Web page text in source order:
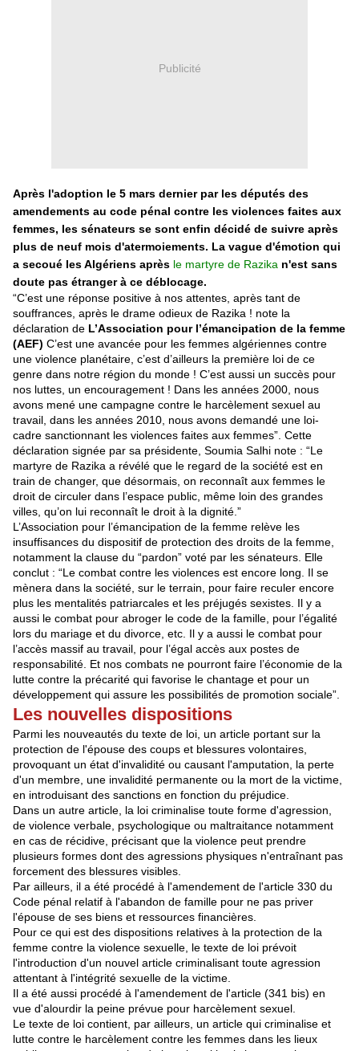
Publicité
Après l'adoption le 5 mars dernier par les députés des
amendements au code pénal contre les violences faites aux
femmes, les sénateurs se sont enfin décidé de suivre après
plus de neuf mois d'atermoiements. La vague d'émotion qui
a secoué les Algériens après le martyre de Razika n'est sans
doute pas étranger à ce déblocage.
“C’est une réponse positive à nos attentes, après tant de
souffrances, après le drame odieux de Razika ! note la
déclaration de L’Association pour l’émancipation de la femme
(AEF) C’est une avancée pour les femmes algériennes contre
une violence planétaire, c’est d’ailleurs la première loi de ce
genre dans notre région du monde ! C’est aussi un succès pour
nos luttes, un encouragement ! Dans les années 2000, nous
avons mené une campagne contre le harcèlement sexuel au
travail, dans les années 2010, nous avons demandé une loi-
cadre sanctionnant les violences faites aux femmes”. Cette
déclaration signée par sa présidente, Soumia Salhi note : “Le
martyre de Razika a révélé que le regard de la société est en
train de changer, que désormais, on reconnaît aux femmes le
droit de circuler dans l’espace public, même loin des grandes
villes, qu’on lui reconnaît le droit à la dignité.”
L’Association pour l’émancipation de la femme relève les
insuffisances du dispositif de protection des droits de la femme,
notamment la clause du “pardon” voté par les sénateurs. Elle
conclut : “Le combat contre les violences est encore long. Il se
mènera dans la société, sur le terrain, pour faire reculer encore
plus les mentalités patriarcales et les préjugés sexistes. Il y a
aussi le combat pour abroger le code de la famille, pour l’égalité
lors du mariage et du divorce, etc. Il y a aussi le combat pour
l’accès massif au travail, pour l’égal accès aux postes de
responsabilité. Et nos combats ne pourront faire l’économie de la
lutte contre la précarité qui favorise le chantage et pour un
développement qui assure les possibilités de promotion sociale”.
Les nouvelles dispositions
Parmi les nouveautés du texte de loi, un article portant sur la
protection de l'épouse des coups et blessures volontaires,
provoquant un état d'invalidité ou causant l'amputation, la perte
d'un membre, une invalidité permanente ou la mort de la victime,
en introduisant des sanctions en fonction du préjudice.
Dans un autre article, la loi criminalise toute forme d'agression,
de violence verbale, psychologique ou maltraitance notamment
en cas de récidive, précisant que la violence peut prendre
plusieurs formes dont des agressions physiques n'entraînant pas
forcement des blessures visibles.
Par ailleurs, il a été procédé à l'amendement de l'article 330 du
Code pénal relatif à l'abandon de famille pour ne pas priver
l'épouse de ses biens et ressources financières.
Pour ce qui est des dispositions relatives à la protection de la
femme contre la violence sexuelle, le texte de loi prévoit
l'introduction d'un nouvel article criminalisant toute agression
attentant à l'intégrité sexuelle de la victime.
Il a été aussi procédé à l'amendement de l'article (341 bis) en
vue d'alourdir la peine prévue pour harcèlement sexuel.
Le texte de loi contient, par ailleurs, un article qui criminalise et
lutte contre le harcèlement contre les femmes dans les lieux